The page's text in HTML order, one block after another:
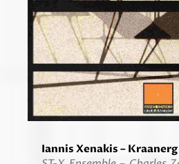
Iannis Xenakis – Kraanerg